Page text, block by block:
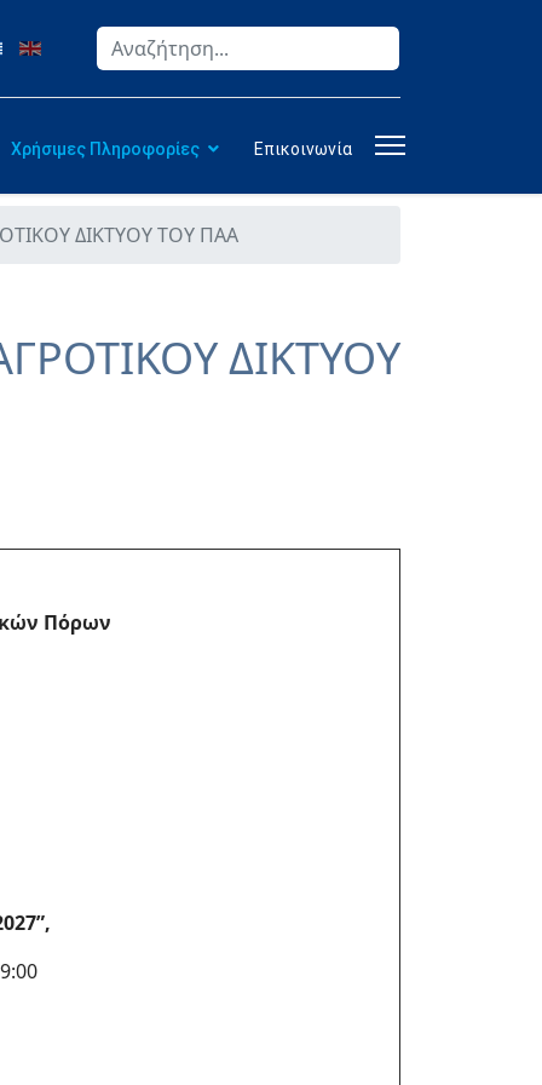
Αναζήτηση
Χρήσιμες Πληροφορίες Επικοινωνία
ΔΙΚΤΥΟΥ ΤΟΥ ΠΑΑ
ΔΙΚΤΥΟΥ
Πόρων